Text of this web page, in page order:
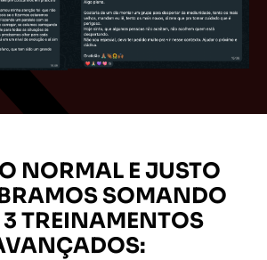
NORMAL E JUSTO
SOMANDO
3 TREINAMENTOS